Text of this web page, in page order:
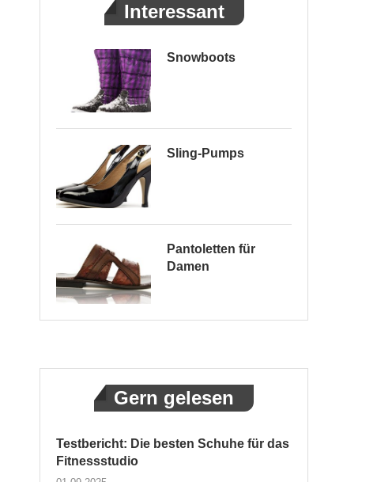
Interessant
Snowboots
Sling-Pumps
Pantoletten für
Damen
Gern gelesen
Testbericht: Die besten Schuhe für das
Fitnessstudio